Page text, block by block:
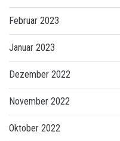
Februar 2023
Januar 2023
Dezember 2022
November 2022
Oktober 2022